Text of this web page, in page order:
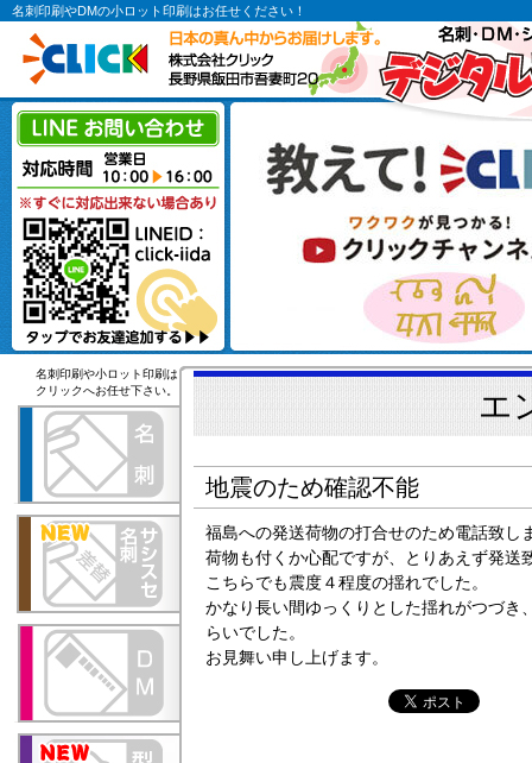
名刺印刷やDMの小ロット印刷はお任せください！
名刺印刷や小ロット印刷は
クリックへお任せ下さい。
エ
地震のため確認不能
福島への発送荷物の打合せのため電話致し
荷物も付くか心配ですが、とりあえず発送
こちらでも震度４程度の揺れでした。
かなり長い間ゆっくりとした揺れがつづき
らいでした。
お見舞い申し上げます。